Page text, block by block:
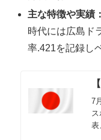
主な特徴や実績：
時代には広島ド
率.421を記録し
7
表